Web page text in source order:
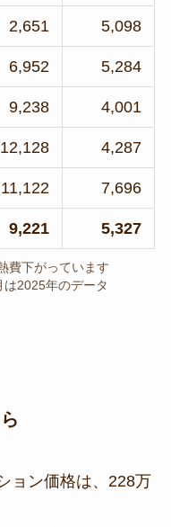
2,651 5,098
6,952 5,284
9,238 4,001
12,128 4,287
11,122 7,696
9,221 5,327
下がっています
2025年のデータ
ョン価格は、228万